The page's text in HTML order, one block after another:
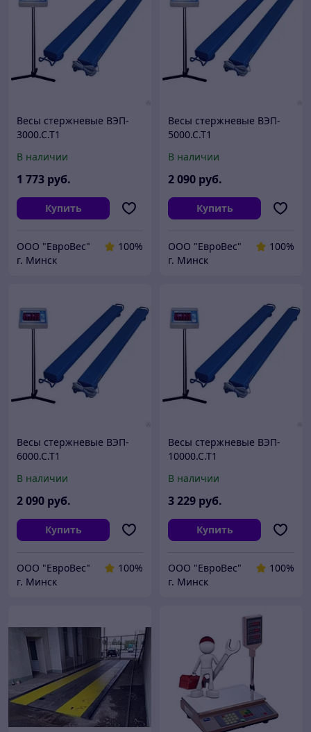
Весы стержневые ВЭП-
3000.С.Т1
В наличии
1 773 руб.
Купить
ООО "ЕвроВес"
100%
г. Минск
Весы стержневые ВЭП-
5000.С.Т1
В наличии
2 090 руб.
Купить
ООО "ЕвроВес"
100%
г. Минск
Весы стержневые ВЭП-
6000.С.Т1
В наличии
2 090 руб.
Купить
ООО "ЕвроВес"
100%
г. Минск
Весы стержневые ВЭП-
10000.С.Т1
В наличии
3 229 руб.
Купить
ООО "ЕвроВес"
100%
г. Минск